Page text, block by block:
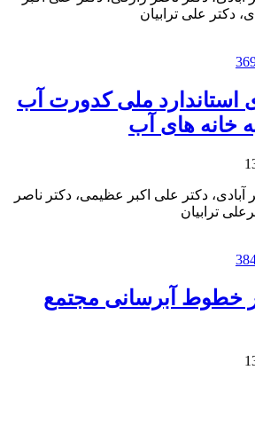
دکتر علی ترابیان
استاندارد ملی کدورت آب
خانه های آب
آبادی، دکتر علی اکبر عظیمی، دکتر ناصر
ترابیان
خطوط آبرسانی مجتمع